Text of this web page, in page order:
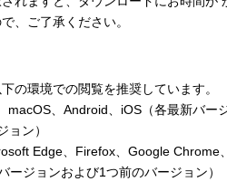
、ご了承ください。
の環境での閲覧を推奨しています。
macOS、Android、iOS（各最新バー
ョン）
Edge、Firefox、Google Chrome
ージョンおよび1つ前のバージョン）